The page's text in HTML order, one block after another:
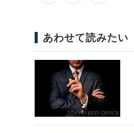
あわせて読みたい